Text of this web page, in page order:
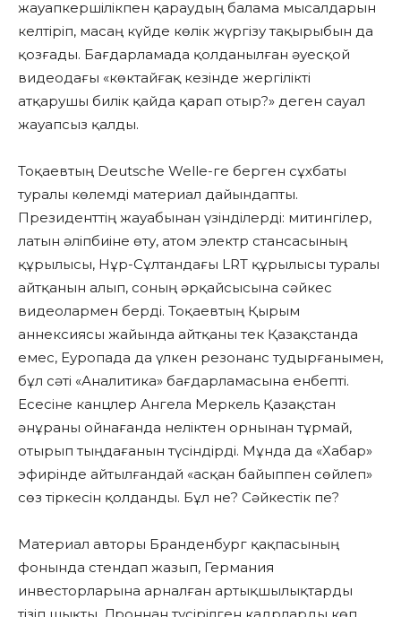
жауапкершілікпен қараудың балама мысалдарын
келтіріп, масаң күйде көлік жүргізу тақырыбын да
қозғады. Бағдарламада қолданылған әуесқой
видеодағы «көктайғақ кезінде жергілікті
атқарушы билік қайда қарап отыр?» деген сауал
жауапсыз қалды.
Тоқаевтың Deutsche Welle-ге берген сұхбаты
туралы көлемді материал дайындапты.
Президенттің жауабынан үзінділерді: митингілер,
латын әліпбиіне өту, атом электр стансасының
құрылысы, Нұр-Сұлтандағы LRT құрылысы туралы
айтқанын алып, соның әрқайсысына сәйкес
видеолармен берді. Тоқаевтың Қырым
аннексиясы жайында айтқаны тек Қазақстанда
емес, Еуропада да үлкен резонанс тудырғанымен,
бұл сәті «Аналитика» бағдарламасына енбепті.
Есесіне канцлер Ангела Меркель Қазақстан
әнұраны ойнағанда неліктен орнынан тұрмай,
отырып тыңдағанын түсіндірді. Мұнда да «Хабар»
эфирінде айтылғандай «асқан байыппен сөйлеп»
сөз тіркесін қолданды. Бұл не? Сәйкестік пе?
Материал авторы Бранденбург қақпасының
фонында стендап жазып, Германия
инвесторларына арналған артықшылықтарды
тізіп шықты. Дроннан түсірілген кадрларды көп